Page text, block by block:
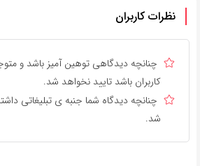
نظرات کاربران
چنانچه دیدگاهی توهین آمیز باشد و
کاربران باشد تایید نخواهد شد.
چنانچه دیدگاه شما جنبه ی تبلیغاتی
شد.